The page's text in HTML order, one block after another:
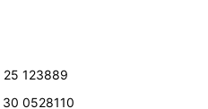
25 123889
30 0528110